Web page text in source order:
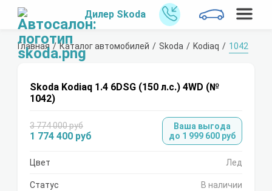
Дилер Skoda
Главная Каталог автомобилей Skoda Kodiaq 1042
Skoda Kodiaq 1.4 6DSG (150 л.с.) 4WD (№
1042)
3 774 000 руб
1 774 400 руб
Ваша выгода
до 1 999 600 руб
Цвет Лед
Статус В наличии